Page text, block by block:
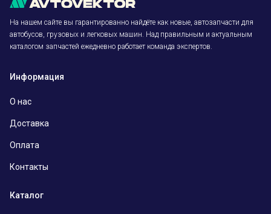
На нашем сайте вы гарантированно найдёте как новые, автозапчасти для
автобусов, грузовых и легковых машин. Над правильным и актуальным
каталогом запчастей ежедневно работает команда экспертов.
Информация
О нас
Доставка
Оплата
Контакты
Каталог